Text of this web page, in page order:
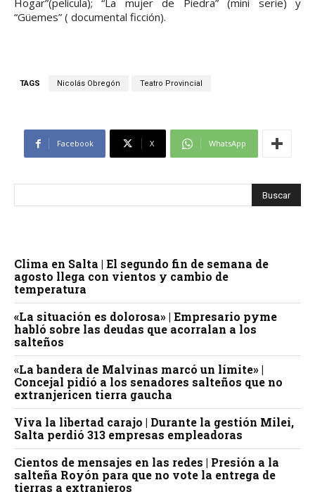
Hogar”(película); “La mujer de Piedra” (mini serie) y
“Güemes” ( documental ficción).
TAGS Nicolás Obregón Teatro Provincial
Facebook X WhatsApp
Clima en Salta | El segundo fin de semana de
agosto llega con vientos y cambio de
temperatura
«La situación es dolorosa» | Empresario pyme
habló sobre las deudas que acorralan a los
salteños
«La bandera de Malvinas marcó un límite» |
Concejal pidió a los senadores salteños que no
extranjericen tierra gaucha
Viva la libertad carajo | Durante la gestión Milei,
Salta perdió 313 empresas empleadoras
Cientos de mensajes en las redes | Presión a la
salteña Royón para que no vote la entrega de
tierras a extranjeros